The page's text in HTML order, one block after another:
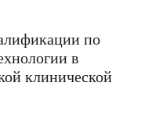
по
в
клинической